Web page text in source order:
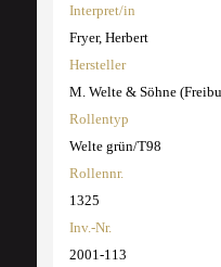
Interpret/in
Fryer, Herbert
Hersteller
M. Welte & Söhne
Rollentyp
Welte grün/T98
Rollennr.
1325
Inv.-Nr.
2001-113